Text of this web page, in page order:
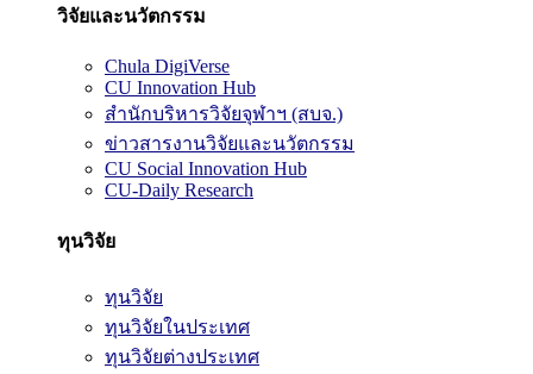
วิจัยและนวัตกรรม
Chula DigiVerse
CU Innovation Hub
สำนักบริหารวิจัยจุฬาฯ (สบจ.)
ข่าวสารงานวิจัยและนวัตกรรม
CU Social Innovation Hub
CU-Daily Research
ทุนวิจัย
ทุนวิจัย
ทุนวิจัยในประเทศ
ทุนวิจัยต่างประเทศ